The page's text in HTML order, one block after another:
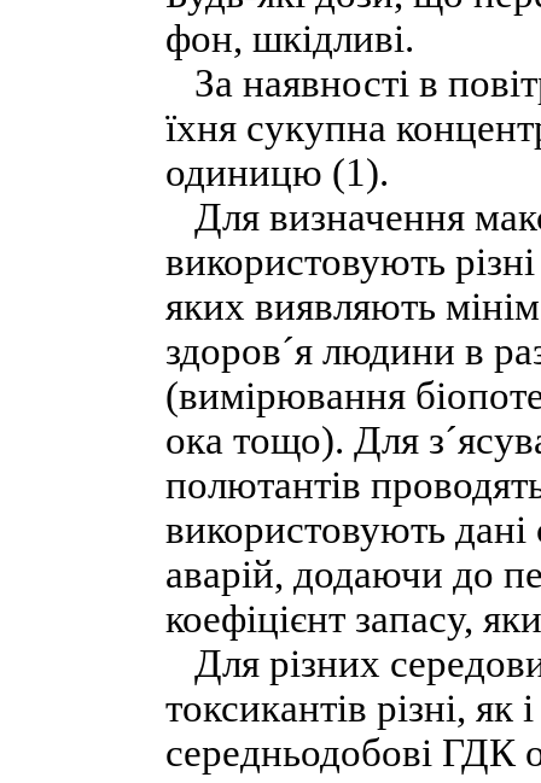
фон, шкідливі.
За наявності в
їхня сукупна
одиницю (1).
Для визначення
використовують
яких виявляють
здоров´я людини в
(вимірювання
ока тощо). Для
полютантів
використовують дані
аварій, додаючи до
коефіцієнт запасу,
Для різних
токсикантів різні, як
середньодобові ГДК